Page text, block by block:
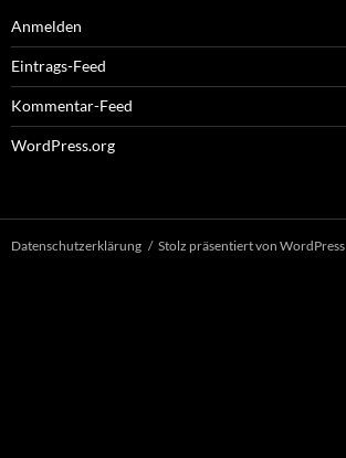
Anmelden
Eintrags-Feed
Kommentar-Feed
WordPress.org
Datenschutzerklärung Stolz präsentiert von WordPress